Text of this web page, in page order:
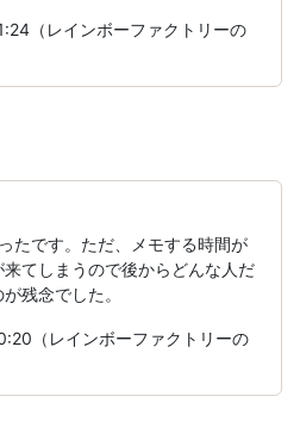
（レインボーファクトリーの
たです。ただ、メモする時間が
てしまうので後からどんな人だ
残念でした。
（レインボーファクトリーの